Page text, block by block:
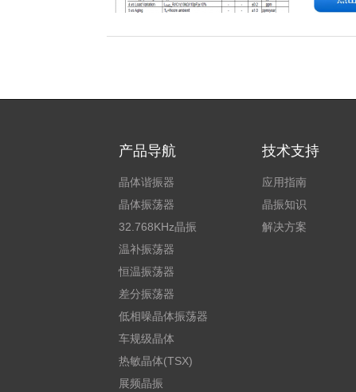
产品导航
晶体谐振器
晶体振荡器
32.768KHz晶振
温补振荡器
恒温振荡器
差分振荡器
低相噪晶体振荡器
车规级晶体
热敏晶体(TSX)
展频晶振
技术支持
应用指南
晶振知识
解决方案